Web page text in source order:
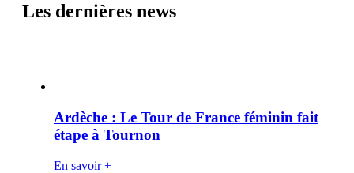
Les dernières news
Ardèche : Le Tour de France féminin fait
étape à Tournon
En savoir +